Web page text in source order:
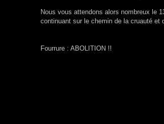
Nous vous attendons alors nombreux le
continuant sur le chemin de la cruauté et
Fourrure : ABOLITION !!